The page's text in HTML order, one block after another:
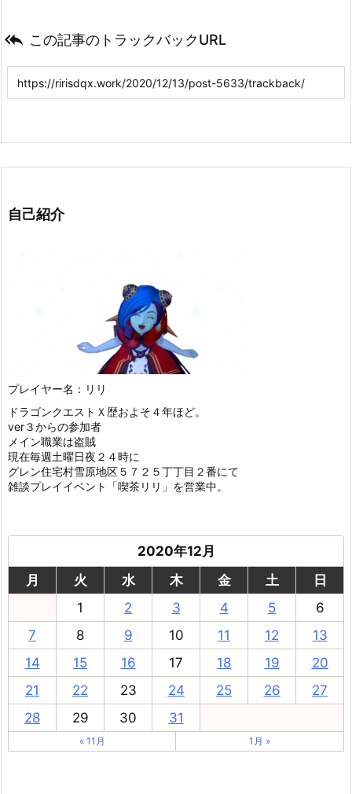
 この記事のトラックバックURL
自己紹介
プレイヤー名：リリ
ドラゴンクエストＸ歴およそ４年ほど。
ver３からの参加者
メイン職業は盗賊
現在毎週土曜日夜２４時に
グレン住宅村雪原地区５７２５丁丁目２番にて
雑談プレイイベント「喫茶リリ」を営業中。
2020年12月
月
火 水 木 金 土
日
1
2 3 4 5
6
7
8 9 10 11 12
13
14
15 16 17 18 19
20
21
22 23 24 25 26
27
28
29 30 31
« 11月 1月 »